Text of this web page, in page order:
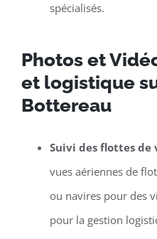
spécialisés.
Photos et
et logistique
Bottereau
Suivi des flottes de
vues aériennes de
ou navires pour des
pour la gestion